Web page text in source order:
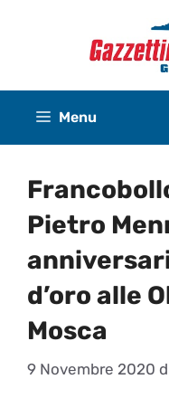
Menu
Pietro
d’oro alle
Mosca
9 Novembre 2020